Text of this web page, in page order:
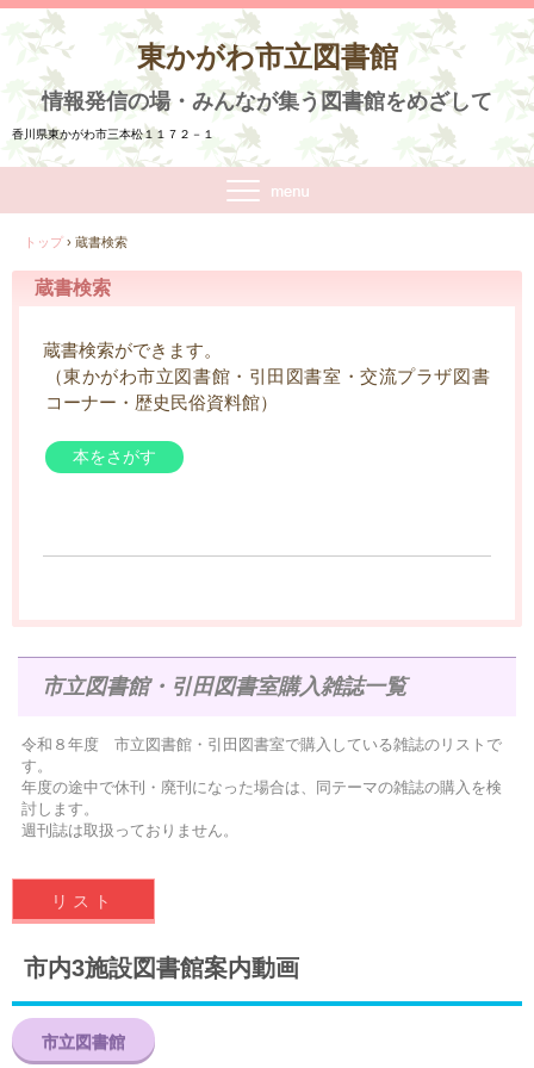
東かがわ市立図書館
情報発信の場・みんなが集う図書館をめざして
香川県東かがわ市三本松１１７２－１
トップ › 蔵書検索
蔵書検索
蔵書検索ができます。
（東かがわ市立図書館・引田図書室・交流プラザ図書
コーナー・歴史民俗資料館）
本をさがす
市立図書館・引田図書室購入雑誌一覧
令和８年度 市立図書館・引田図書室で購入している雑誌のリストで
す。
年度の途中で休刊・廃刊になった場合は、同テーマの雑誌の購入を検
討します。
週刊誌は取扱っておりません。
リスト
市内3施設図書館案内動画
市立図書館